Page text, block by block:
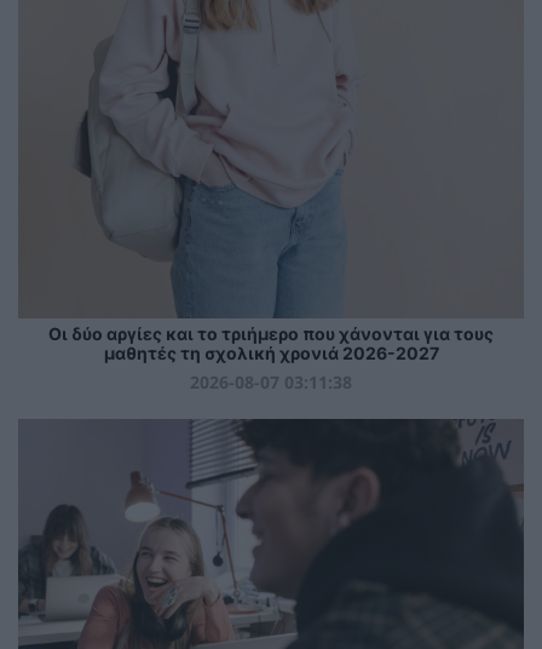
Οι δύο αργίες και το τριήμερο που χάνονται για τους
μαθητές τη σχολική χρονιά 2026-2027
2026-08-07 03:11:38